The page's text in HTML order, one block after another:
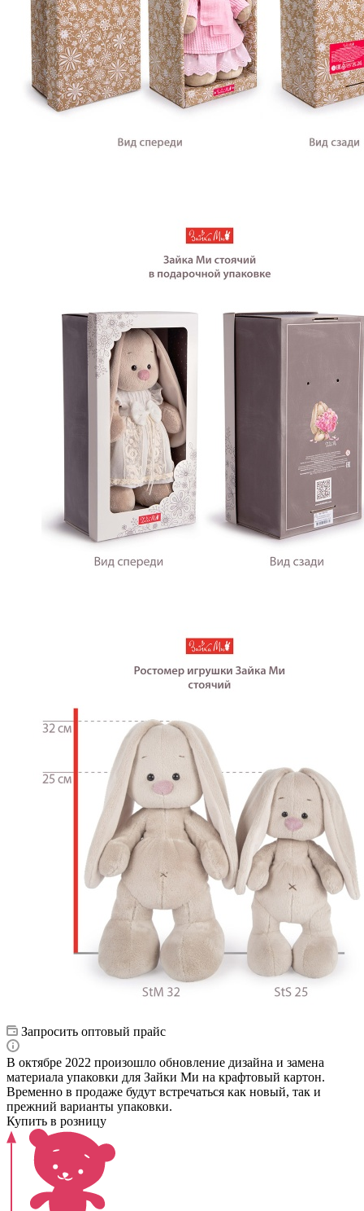
Запросить оптовый прайс
В октябре 2022 произошло обновление дизайна и замена
материала упаковки для Зайки Ми на крафтовый картон.
Временно в продаже будут встречаться как новый, так и
прежний варианты упаковки.
Купить в розницу